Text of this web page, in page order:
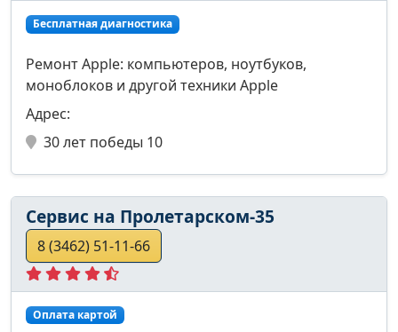
Бесплатная диагностика
Ремонт Apple: компьютеров, ноутбуков,
моноблоков и другой техники Apple
Адрес:
30 лет победы 10
Сервис на Пролетарском-35
8 (3462) 51-11-66
Оплата картой